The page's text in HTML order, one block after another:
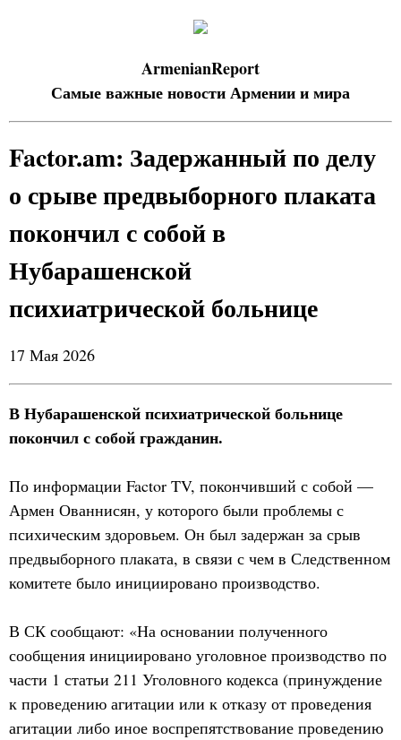
ArmenianReport
Самые важные новости Армении и мира
Factor.am: Задержанный по делу
о срыве предвыборного плаката
покончил с собой в
Нубарашенской
психиатрической больнице
17 Мая 2026
В Нубарашенской психиатрической больнице
покончил с собой гражданин.
По информации Factor TV, покончивший с собой —
Армен Ованнисян, у которого были проблемы с
психическим здоровьем. Он был задержан за срыв
предвыборного плаката, в связи с чем в Следственном
комитете было инициировано производство.
В СК сообщают: «На основании полученного
сообщения инициировано уголовное производство по
части 1 статьи 211 Уголовного кодекса (принуждение
к проведению агитации или к отказу от проведения
агитации либо иное воспрепятствование проведению